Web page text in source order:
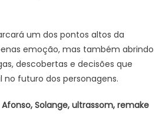
um dos pontos altos da
emoção, mas também abrindo
descobertas e decisões que
futuro dos personagens.
Solange, ultrassom, remake